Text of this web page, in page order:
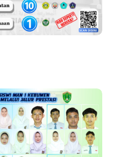
No Comments